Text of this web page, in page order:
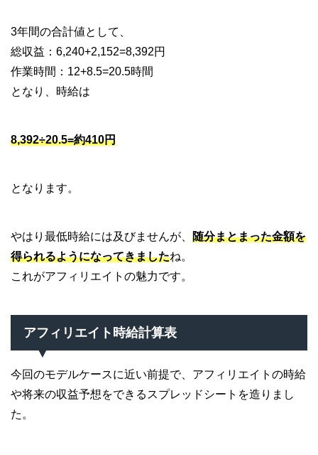
3年間の合計値として、
総収益：6,240+2,152=8,392円
作業時間：12+8.5=20.5時間
となり、時給は
8,392÷20.5=約410円
となります。
やはり最低時給には及びませんが、 随分まとまった金額を
得られるようになってきましたね。
これがアフィリエイトの魅力です。
アフィリエイト時給計算表
今回のモデルケースに近い前提で、アフィリエイトの時給
や将来の収益予想をできるスプレッドシートを造りまし
た。